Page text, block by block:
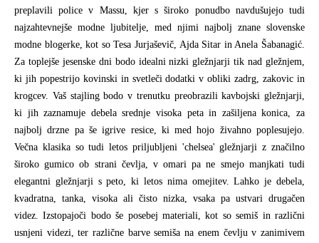
preplavili police v Massu, kjer s široko ponudbo navdušujejo tudi
najzahtevnejše modne ljubitelje, med njimi najbolj znane slovenske
modne blogerke, kot so Tesa Jurjaševič, Ajda Sitar in Anela Šabanagić.
Za toplejše jesenske dni bodo idealni nizki gležnjarji tik nad gležnjem,
ki jih popestrijo kovinski in svetleči dodatki v obliki zadrg, zakovic in
krogcev. Vaš stajling bodo v trenutku preobrazili kavbojski gležnjarji,
ki jih zaznamuje debela srednje visoka peta in zašiljena konica, za
najbolj drzne pa še igrive resice, ki med hojo živahno poplesujejo.
Večna klasika so tudi letos priljubljeni 'chelsea' gležnjarji z značilno
široko gumico ob strani čevlja, v omari pa ne smejo manjkati tudi
elegantni gležnjarji s peto, ki letos nima omejitev. Lahko je debela,
kvadratna, tanka, visoka ali čisto nizka, vsaka pa ustvari drugačen
videz. Izstopajoči bodo še posebej materiali, kot so semiš in različni
usnjeni videzi, ter različne barve semiša na enem čevlju v zanimivem